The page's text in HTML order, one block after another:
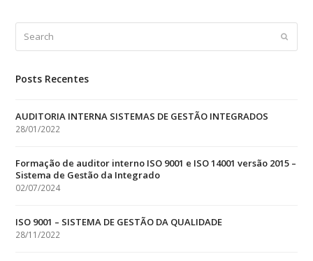
Submit
Posts Recentes
AUDITORIA INTERNA SISTEMAS DE GESTÃO INTEGRADOS
28/01/2022
Formação de auditor interno ISO 9001 e ISO 14001 versão 2015 –
Sistema de Gestão da Integrado
02/07/2024
ISO 9001 – SISTEMA DE GESTÃO DA QUALIDADE
28/11/2022